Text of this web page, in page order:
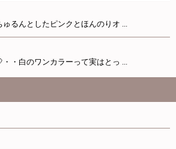
ゅるんとしたピンクとほんのりオ ...
・白のワンカラーって実はとっ ...